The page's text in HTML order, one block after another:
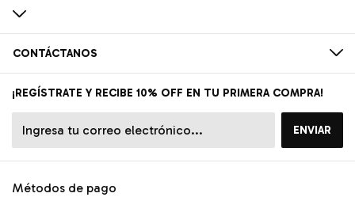
CONTÁCTANOS
¡REGÍSTRATE Y RECIBE 10% OFF EN TU PRIMERA COMPRA!
Métodos de pago